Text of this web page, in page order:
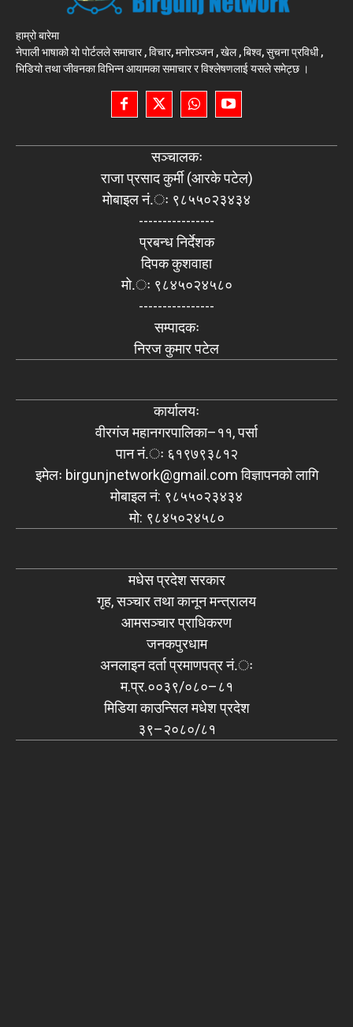
हाम्रो बारेमा
नेपाली भाषाको यो पोर्टलले समाचार , विचार, मनोरञ्जन , खेल , बिश्व, सुचना प्रविधी ,
भिडियो तथा जीवनका विभिन्न आयामका समाचार र विश्लेषणलाई यसले समेट्छ ।
सञ्चालकः
राजा प्रसाद कुर्मी (आरके पटेल)
मोबाइल नं.ः ९८५५०२३४३४
----------------
प्रबन्ध निर्देशक
दिपक कुशवाहा
मो.ः ९८४५०२४५८०
----------------
सम्पादकः
निरज कुमार पटेल
कार्यालयः
वीरगंज महानगरपालिका–११, पर्सा
पान नं.ः ६१९७९३८१२
इमेलः birgunjnetwork@gmail.comविज्ञापनको लागि
मोबाइल नं: ९८५५०२३४३४
मो: ९८४५०२४५८०
मधेस प्रदेश सरकार
गृह, सञ्चार तथा कानून मन्त्रालय
आमसञ्चार प्राधिकरण
जनकपुरधाम
अनलाइन दर्ता प्रमाणपत्र नं.ः
म.प्र.००३९/०८०–८१
मिडिया काउन्सिल मधेश प्रदेश
३९–२०८०/८१